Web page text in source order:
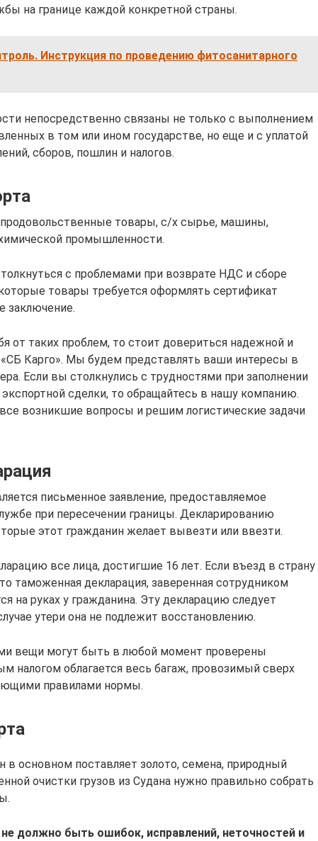
на границе каждой конкретной страны.
Инструкция по проведению фитосанитарного
непосредственно связаны не только с выполнением
в том или ином государстве, но еще и с уплатой
сборов, пошлин и налогов.
товары, с/х сырье, машины,
промышленности.
с проблемами при возврате НДС и сборе
товары требуется оформлять сертификат
заключение.
от таких проблем, то стоит довериться надежной и
Карго». Мы будем представлять ваши интересы в
Если вы столкнулись с трудностями при заполнении
сделки, то обращайтесь в нашу компанию.
возникшие вопросы и решим логистические задачи
письменное заявление, предоставляемое
при пересечении границы. Декларированию
этот гражданин желает вывезти или ввезти.
все лица, достигшие 16 лет. Если въезд в страну
таможенная декларация, заверенная сотрудником
на руках у гражданина. Эту декларацию следует
утери она не подлежит восстановлению.
вещи могут быть в любой момент проверены
налогом облагается весь багаж, провозимый сверх
правилами нормы.
в основном поставляет золото, семена, природный
очистки грузов из Судана нужно правильно собрать
должно быть ошибок, исправлений, неточностей и